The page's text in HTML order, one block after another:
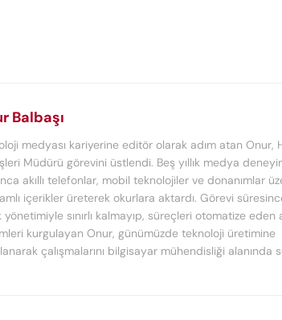
Balbaşı
medyası kariyerine editör olarak adım atan Onur,
Müdürü görevini üstlendi. Beş yıllık medya
akıllı telefonlar, mobil teknolojiler ve donanımlar
içerikler üreterek okurlara aktardı. Görevi
yönetimiyle sınırlı kalmayıp, süreçleri otomatize eden
kurgulayan Onur, günümüzde teknoloji üretimine
çalışmalarını bilgisayar mühendisliği alanında